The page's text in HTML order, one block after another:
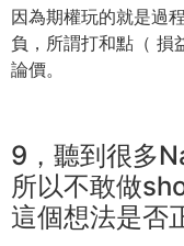
因為期權玩的就是過
負， 所謂打和點（ 損
論價。
9，聽到很多
所以不敢做
這個想法是否